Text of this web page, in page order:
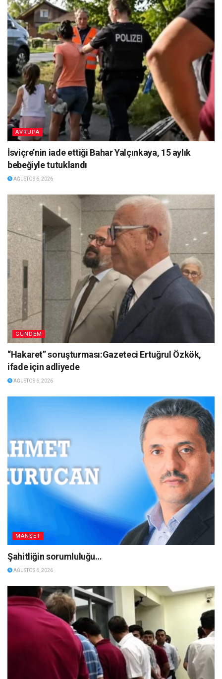
AVRUPA
İsviçre’nin iade ettiği Bahar Yalçınkaya, 15 aylık
bebeğiyle tutuklandı
AĞUSTOS 6, 2026
GÜNDEM
“Hakaret” soruşturması:Gazeteci Ertuğrul Özkök,
ifade için adliyede
AĞUSTOS 6, 2026
MANŞET
Şahitliğin sorumluluğu…
AĞUSTOS 6, 2026